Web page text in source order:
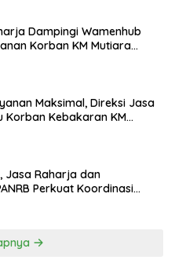
Dampingi Wamenhub
Korban KM Mutiara
Maksimal, Direksi Jasa
Korban Kebakaran KM
Jasa Raharja dan
Perkuat Koordinasi